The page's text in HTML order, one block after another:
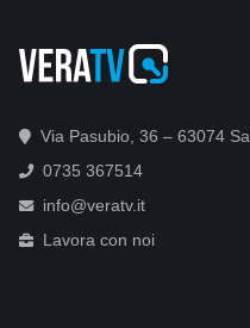
Via Pasubio, 36 – 63074
0735 367514
info@veratv.it
Lavora con noi